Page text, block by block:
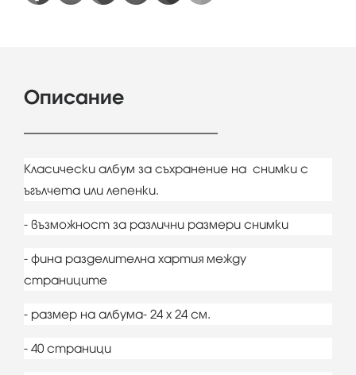
Описание
Класически албум за съхранение на снимки с
ъгълчета или лепенки.
- възможност за различни размери снимки
- фина разделителна хартия между
страниците
- размер на албума- 24 х 24 см.
- 40 страници